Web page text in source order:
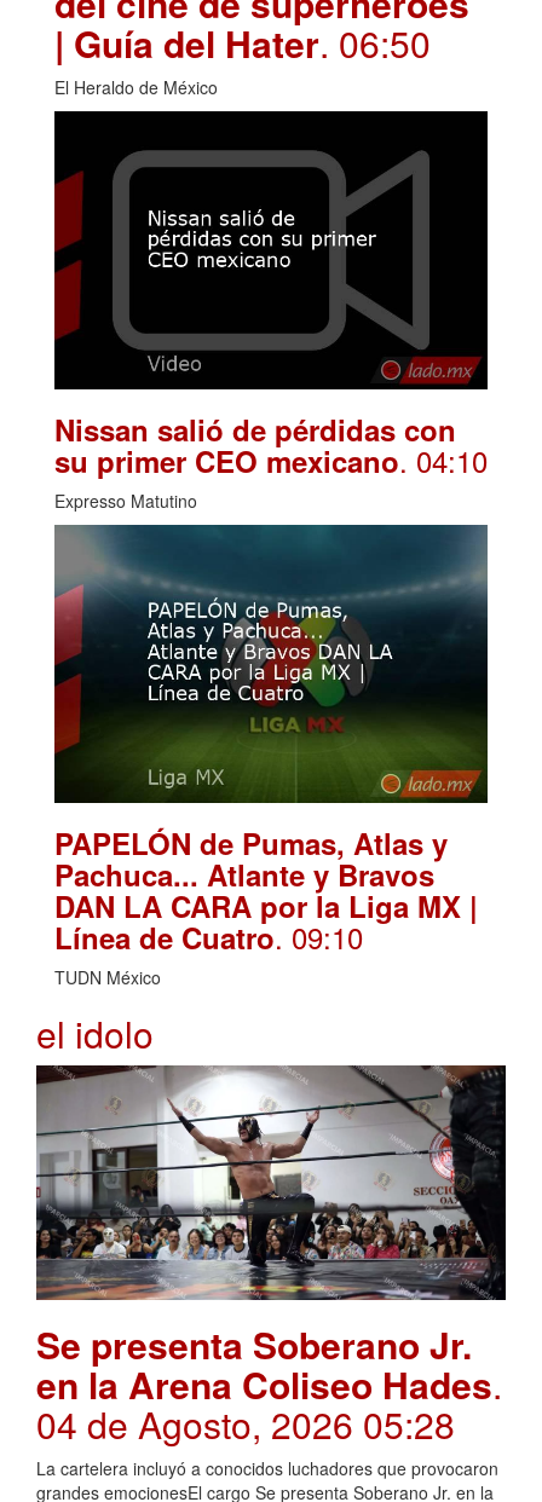
| Guía del Hater. 06:50
El Heraldo de México
Nissan salió de pérdidas con
su primer CEO mexicano. 04:10
Expresso Matutino
PAPELÓN de Pumas, Atlas y
Pachuca... Atlante y Bravos
DAN LA CARA por la Liga MX |
Línea de Cuatro. 09:10
TUDN México
el idolo
Se presenta Soberano Jr.
en la Arena Coliseo Hades.
04 de Agosto, 2026 05:28
La cartelera incluyó a conocidos luchadores que provocaron
grandes emocionesEl cargo Se presenta Soberano Jr. en la